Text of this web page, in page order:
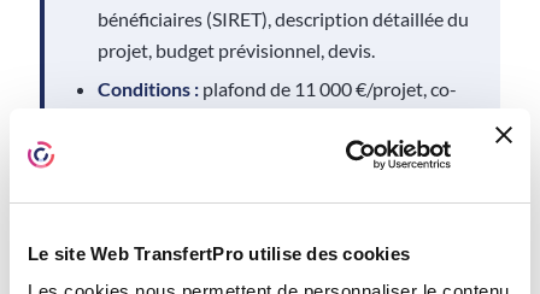
Le site Web TransfertPro utilise des cookies
bénéficiaires (SIRET), description détaillée du
projet, budget prévisionnel, devis.
Conditions : plafond de 11 000 €/projet, co-
Cible :toutes collectivités territoriales.